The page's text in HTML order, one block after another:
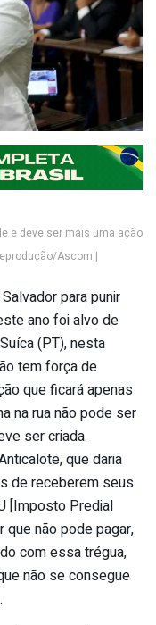
e deve ser mais uma ação
Ascom |
para punir
ano foi alvo de
(PT), nesta
tem força de
que ficará apenas
na rua não pode ser
ser criada.
que daria
de receberem seus
[Imposto Predial
que não pode pagar,
com essa trégua,
não se consegue